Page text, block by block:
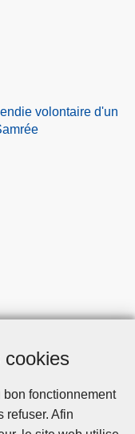
fonctionnement
refuser. Afin
volontaire d'un